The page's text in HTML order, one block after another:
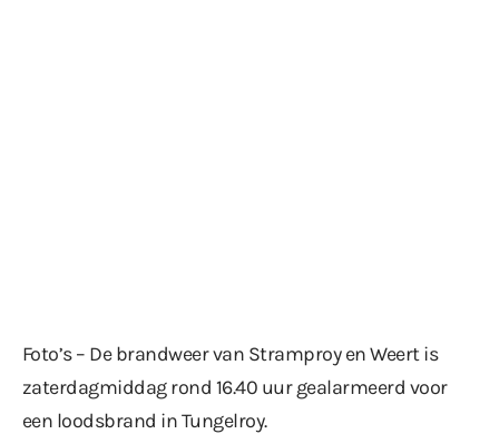
Foto’s – De brandweer van Stramproy en Weert is
zaterdagmiddag rond 16.40 uur gealarmeerd voor
een loodsbrand in Tungelroy.